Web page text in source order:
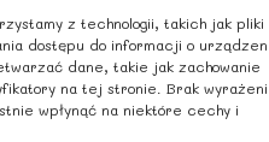
z technologii, takich jak pliki
dostępu do informacji o
dane, takie jak zachowanie
na tej stronie. Brak
wpłynąć na niektóre cechy i
257 kcal
0,6g